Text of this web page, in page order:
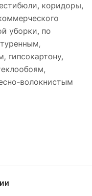
коридоры,
уборки, по
гипсокартону,
волокнистым